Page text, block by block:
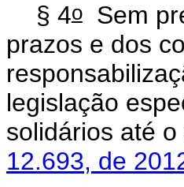
§ 4oSem
prazos e dos
legislação
solidários até
12.693, de